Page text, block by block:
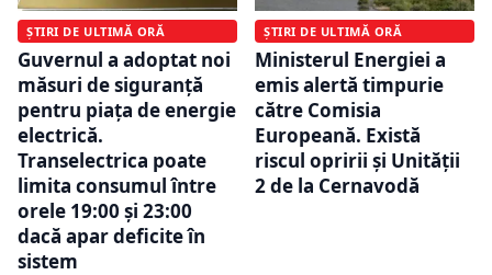
ȘTIRI DE ULTIMĂ ORĂ
Guvernul a adoptat noi
măsuri de siguranță
pentru piața de energie
electrică.
Transelectrica poate
limita consumul între
orele 19:00 și 23:00
dacă apar deficite în
sistem
ȘTIRI DE ULTIMĂ ORĂ
Ministerul Energiei a
emis alertă timpurie
către Comisia
Europeană. Există
riscul opririi și Unității
2 de la Cernavodă